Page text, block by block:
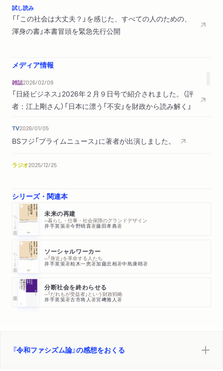
第三章ファシズムへの道程でなにがおきたのか？
１ 不安定化する経済、貧弱な生活保障
井上はなぜ理論に固執したのか／高橋財政の評価／所得と地域
日本社会の根底にあった「惰民観」
「呉越同舟」という分断の論理／社会保障をめぐる女性の運動／
高橋と社大党の共通性／批判より対案、政策よりも権力／力を
発揮した官製の国民運動／日本精神へと接続した共同体主義／
第四章 ファシズムの条件をさぐる――ドイツとの対比から
成し遂げたドイツ／一網打尽にされた中間団体
２ 雇用創出から軍備拡張へ
恐慌からの脱出と緊縮財政／中央銀行にたよった複雑な財政運
営／中央銀行への依存とその経済的、政治的、社会的合理性／
財政の「質」から「量」への転換／充実していたドイツの社会保障
／分断の道具としての財政
３ 憎しみが憎しみをよぶ呉越同舟の政治
社会民主党と共産党の対立／ヒンデンブルクと大統領緊急令／
シュライヒャーの暗躍／パーペンの意趣返し／ファシズムとい
う均衡
１ 経済の衰退と社会の分断
試し読み
「「この社会は大丈夫？」を感じた、すべての人のための、
渾身の書」本書冒頭を緊急先行公開
メディア情報
雑誌2026/02/09
「日経ビジネス」2026年２月９日号で紹介されました。（評
者：江上剛さん）「日本に漂う「不安」を財政から読み解く」
TV2026/01/05
BSフジ「プライムニュース」に著者が出演しました。
ラジオ2025/12/25
新聞2025/12/06
東京新聞「東京読書会」で紹介されました。（評者：白井聡さん）
「減税とは「自己責任」」
雑誌 2025/11/10
「中央公論」2025年12月号「著者に聞く」に著者インタビュ
ーが掲載されました。「「責任ある積極財政」「手取りを増や
す」は戦前ファシズム期の日本・ドイツと似ている」
雑誌2025/11/09
新聞2025/10/26
シリーズ・関連本
ちくま新書 未来の再建
─暮らし・仕事・社会保障のグランドデザイン
井手英策著今野晴貴著藤田孝典著
ちくま新書 ソーシャルワーカー
─「身近」を革命する人たち
井手英策著柏木一恵著加藤忠相著中島康晴著
分断社会を終わらせる
─「だれもが受益者」という財政戦略
井手英策著古市将人著宮﨑雅人著
『令和ファシズム論』の感想をおくる